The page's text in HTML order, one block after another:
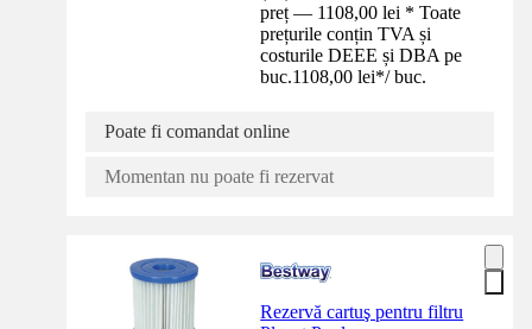
preț — 1108,00 lei * Toate
prețurile conțin TVA și
costurile DEEE și DBA pe
buc.1108,00 lei*/ buc.
Poate fi comandat online
Momentan nu poate fi rezervat
Rezervă cartuş pentru filtru